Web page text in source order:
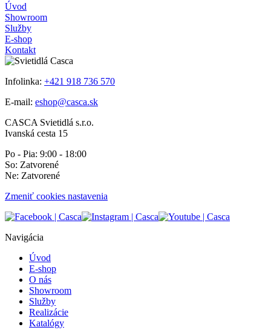
Úvod
Showroom
Služby
E-shop
Kontakt
Infolinka: +421 918 736 570
E-mail: eshop@casca.sk
CASCA Svietidlá s.r.o.
Ivanská cesta 15
Po - Pia: 9:00 - 18:00
So: Zatvorené
Ne: Zatvorené
Zmeniť cookies nastavenia
Navigácia
Úvod
E-shop
O nás
Showroom
Služby
Realizácie
Katalógy